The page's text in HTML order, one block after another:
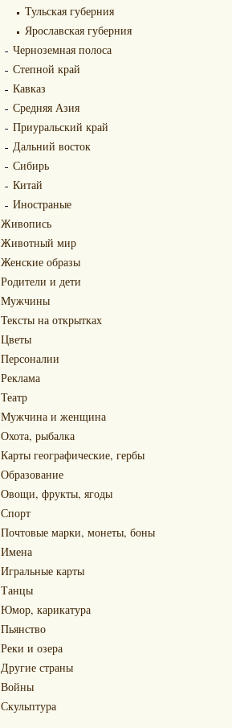
Тульская губерния
Ярославская губерния
Черноземная полоса
Степной край
Кавказ
Средняя Азия
Приуральский край
Дальний восток
Сибирь
Китай
Иностраные
Живопись
Животный мир
Женские образы
Родители и дети
Мужчины
Тексты на открытках
Цветы
Персоналии
Реклама
Театр
Мужчина и женщина
Охота, рыбалка
Карты географические, гербы
Образование
Овощи, фрукты, ягоды
Спорт
Почтовые марки, монеты, боны
Имена
Игральные карты
Танцы
Юмор, карикатура
Пьянство
Реки и озера
Другие страны
Войны
Скульптура